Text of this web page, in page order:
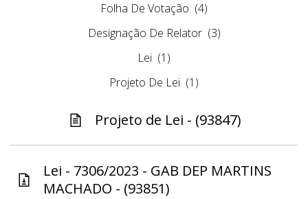
Folha De Votação (4)
Designação De Relator (3)
Lei (1)
Projeto De Lei (1)
Projeto de Lei - (93847)
Lei - 7306/2023 - GAB DEP MARTINS
MACHADO - (93851)